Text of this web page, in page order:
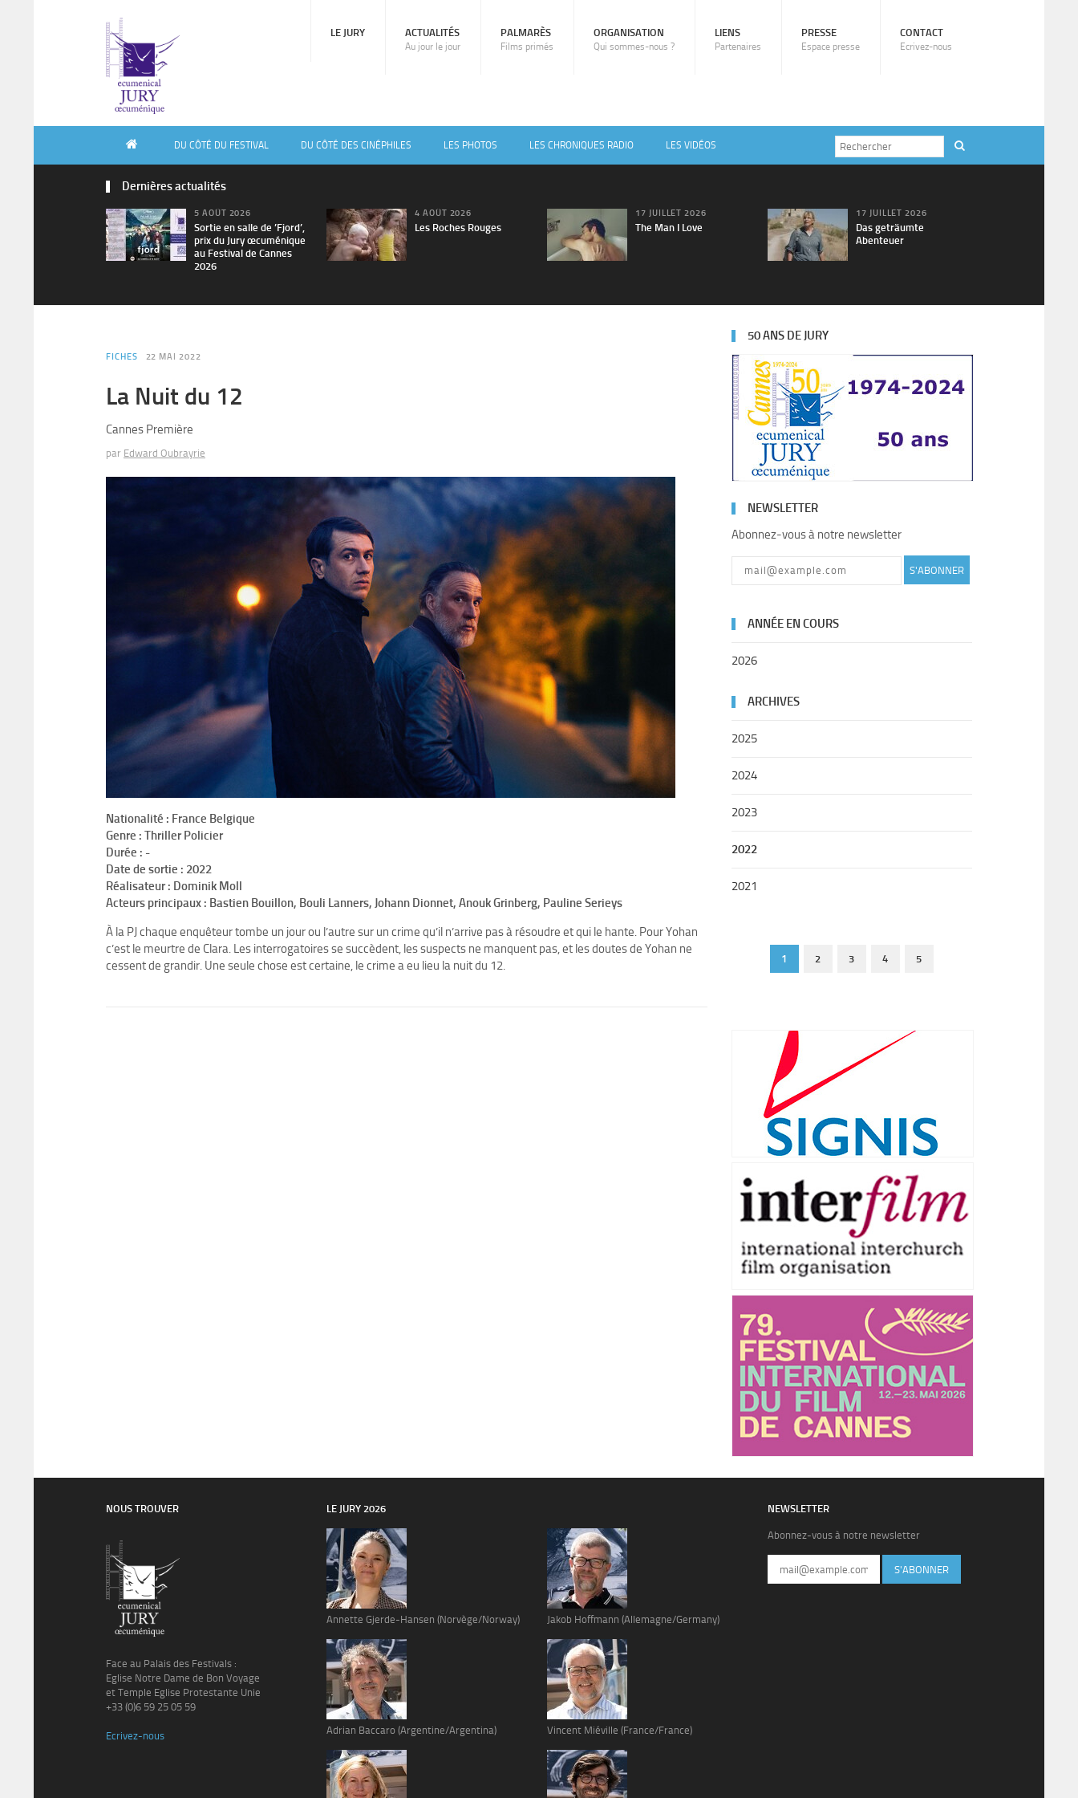
LE JURY ACTUALITÉS
Au jour le jour
PALMARÈS
Films primés
ORGANISATION
Qui sommes-nous ?
LIENS
Partenaires
PRESSE
Espace presse
CONTACT
Ecrivez-nous
DU CÔTÉ DU FESTIVAL DU CÔTÉ DES CINÉPHILES LES PHOTOS LES CHRONIQUES RADIO LES VIDÉOS
Dernières actualités
5 AOÛT 2026
Sortie en salle de ’Fjord’,
prix du Jury œcuménique
au Festival de Cannes
2026
4 AOÛT 2026
Les Roches Rouges
17 JUILLET 2026
The Man I Love
17 JUILLET 2026
Das geträumte
Abenteuer
FICHES 22 MAI 2022
La Nuit du 12
Cannes Première
par Edward Oubrayrie
Nationalité : France Belgique
Genre : Thriller Policier
Durée : -
Date de sortie : 2022
Réalisateur : Dominik Moll
Acteurs principaux : Bastien Bouillon, Bouli Lanners, Johann Dionnet, Anouk Grinberg, Pauline Serieys
À la PJ chaque enquêteur tombe un jour ou l’autre sur un crime qu’il n’arrive pas à résoudre et qui le hante. Pour Yohan
c’est le meurtre de Clara. Les interrogatoires se succèdent, les suspects ne manquent pas, et les doutes de Yohan ne
cessent de grandir. Une seule chose est certaine, le crime a eu lieu la nuit du 12.
50 ANS DE JURY
NEWSLETTER
Abonnez-vous à notre newsletter
S'ABONNER
ANNÉE EN COURS
2026
ARCHIVES
2025
2024
2023
2022
2021
1 2 3 4 5
NOUS TROUVER
Face au Palais des Festivals :
Eglise Notre Dame de Bon Voyage
et Temple Eglise Protestante Unie
+33 (0)6 59 25 05 59
Ecrivez-nous
LE JURY 2026
Annette Gjerde-Hansen (Norvège/Norway)
Adrian Baccaro (Argentine/Argentina)
Jakob Hoffmann (Allemagne/Germany)
Vincent Miéville (France/France)
NEWSLETTER
Abonnez-vous à notre newsletter
S'ABONNER